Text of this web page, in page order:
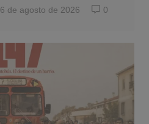
6 de agosto de 2026 0